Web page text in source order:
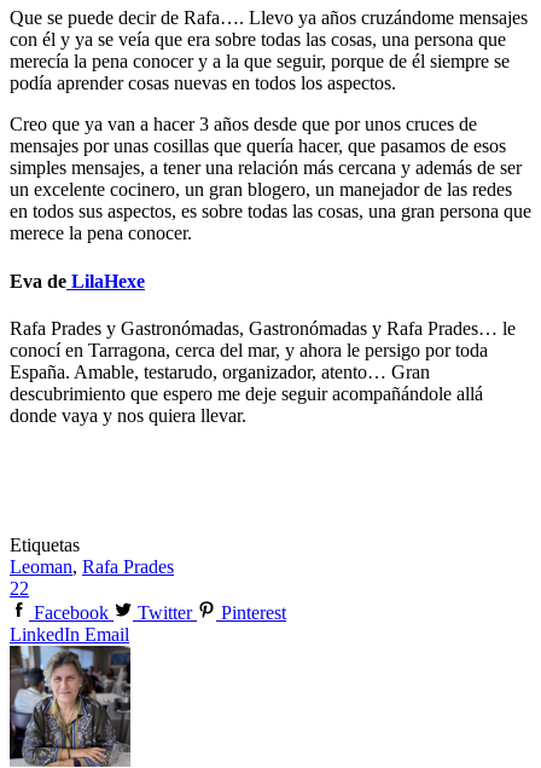
Que se puede decir de Rafa…. Llevo ya años cruzándome mensajes
con él y ya se veía que era sobre todas las cosas, una persona que
merecía la pena conocer y a la que seguir, porque de él siempre se
podía aprender cosas nuevas en todos los aspectos.
Creo que ya van a hacer 3 años desde que por unos cruces de
mensajes por unas cosillas que quería hacer, que pasamos de esos
simples mensajes, a tener una relación más cercana y además de ser
un excelente cocinero, un gran blogero, un manejador de las redes
en todos sus aspectos, es sobre todas las cosas, una gran persona que
merece la pena conocer.
Eva de LilaHexe
Rafa Prades y Gastronómadas, Gastronómadas y Rafa Prades… le
conocí en Tarragona, cerca del mar, y ahora le persigo por toda
España. Amable, testarudo, organizador, atento… Gran
descubrimiento que espero me deje seguir acompañándole allá
donde vaya y nos quiera llevar.
Etiquetas
Leoman, Rafa Prades
22
Facebook
Twitter
Pinterest
LinkedIn Email